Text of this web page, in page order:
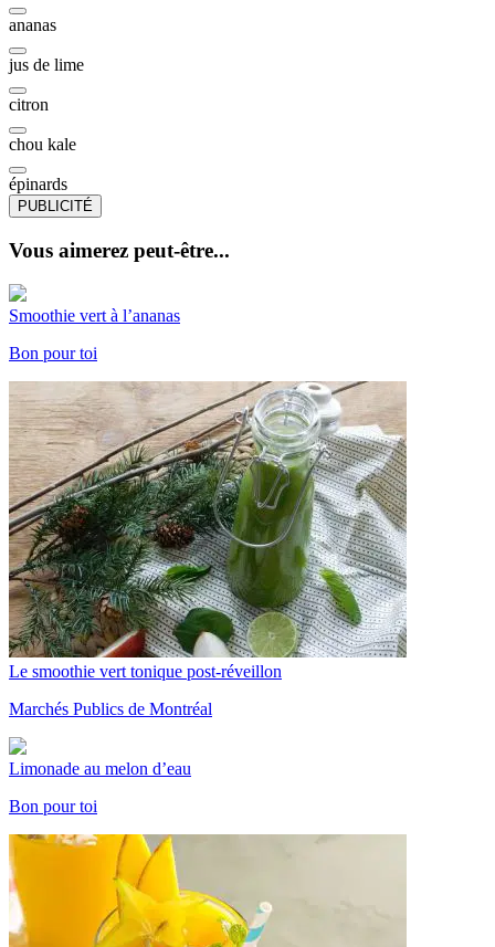
ananas
jus de lime
citron
chou kale
épinards
PUBLICITÉ
Vous aimerez peut-être...
Smoothie vert à l’ananas
Bon pour toi
Le smoothie vert tonique post-réveillon
Marchés Publics de Montréal
Limonade au melon d’eau
Bon pour toi